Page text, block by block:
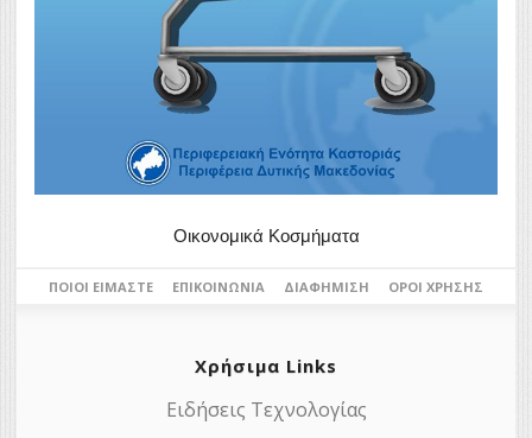
Οικονομικά Κοσμήματα
ΠΟΙΟΙ ΕΊΜΑΣΤΕ ΕΠΙΚΟΙΝΩΝΊΑ ΔΙΑΦΉΜΙΣΗ ΌΡΟΙ ΧΡΉΣΗΣ
Χρήσιμα Links
Ειδήσεις Τεχνολογίας